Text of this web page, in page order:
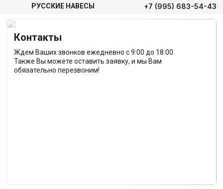
РУССКИЕ НАВЕСЫ +7 (995) 683-54-43
Контакты
Ждем Ваших звонков ежедневно с 9:00 до 18:00.
Также Вы можете оставить заявку, и мы Вам
обязательно перезвоним!